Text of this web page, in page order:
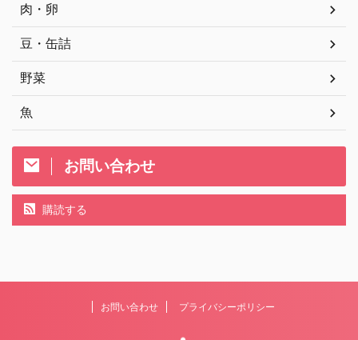
肉・卵
豆・缶詰
野菜
魚
お問い合わせ
購読する
お問い合わせ プライバシーポリシー